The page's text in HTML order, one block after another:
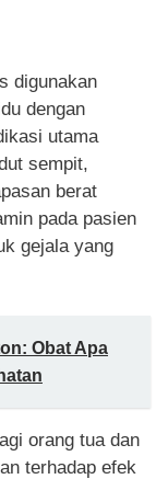
digunakan
dengan
utama
sempit,
berat
pada pasien
gejala yang
Obat Apa
orang tua dan
terhadap efek